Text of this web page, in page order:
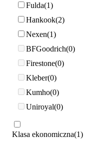
Fulda 1
Hankook 2
Nexen 1
BFGoodrich 0
Firestone 0
Kleber 0
Kumho 0
Uniroyal 0
Klasa ekonomiczna 1